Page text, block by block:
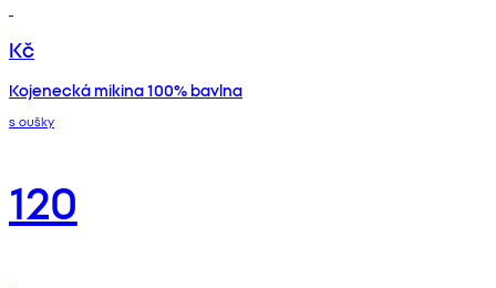
Kč
Kojenecká mikina 100% bavlna
s oušky
120